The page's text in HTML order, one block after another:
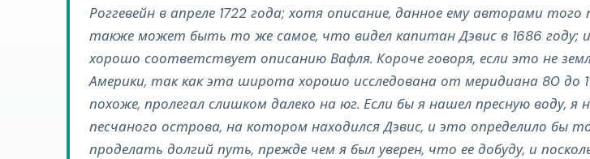
Роггевейн в апреле 1722 года; хотя описание, данное ему авторами
также может быть то же самое, что видел капитан Дэвис в 1686 году;
хорошо соответствует описанию Вафля. Короче говоря, если это не
Америки, так как эта широта хорошо исследована от меридиана 80 до
похоже, пролегал слишком далеко на юг. Если бы я нашел пресную воду,
песчаного острова, на котором находился Дэвис, и это определило бы
проделать долгий путь, прежде чем я был уверен, что ее добуду, и